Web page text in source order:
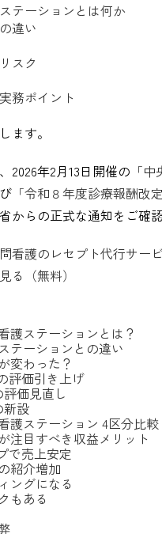
テーションとは何か
違い
スク
務ポイント
ます。
2026年2月13日開催の 「
「令和８年度診療報酬改
からの正式な通知をご確認
看護のレセプト代行サ
る（無料）
護ステーションとは？
テーションとの違い
変わった？
評価引き上げ
価見直し
新設
護ステーション 4区分比較
注目すべき収益メリット
で売上安定
紹介増加
ングになる
もある